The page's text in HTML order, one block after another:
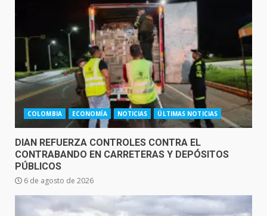
COLOMBIA ECONOMÍA NOTICIAS ÚLTIMAS NOTICIAS
DIAN REFUERZA CONTROLES CONTRA EL
CONTRABANDO EN CARRETERAS Y DEPÓSITOS
PÚBLICOS
6 de agosto de 2026